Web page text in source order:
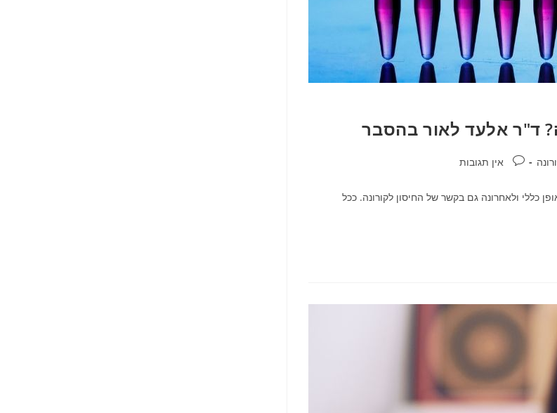
ד"ר אלעד לאור בהסבר
תגובות:אין תגובות
כללי ולאחרונה גם בקשר של החיסון לקורונה. ככל